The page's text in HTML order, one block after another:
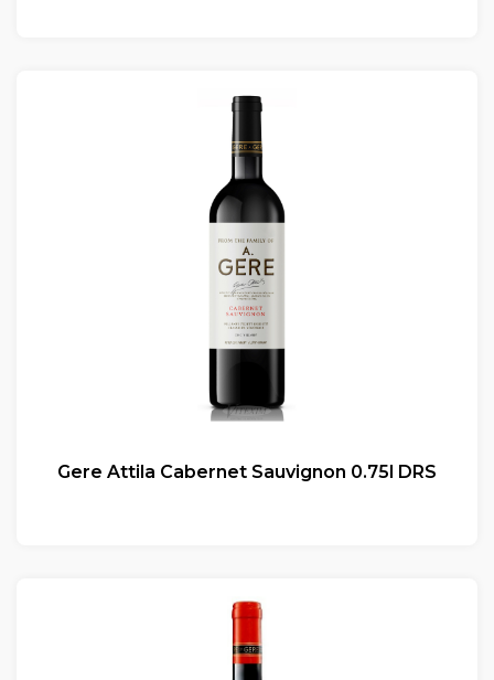
Gere Attila Cabernet Sauvignon 0.75l DRS